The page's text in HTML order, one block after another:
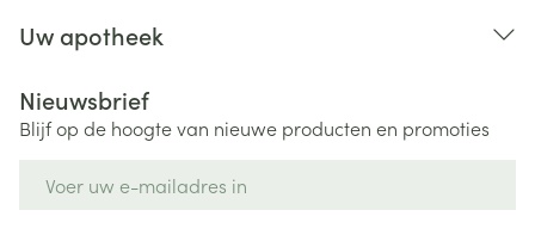
Uw apotheek
Nieuwsbrief
Blijf op de hoogte van nieuwe producten en promoties